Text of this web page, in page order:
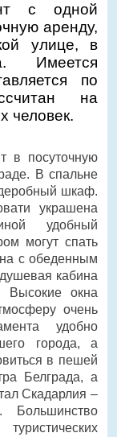
с одной
аренду,
улице, в
Имеется
по
на
человек.
в посуточную
В спальне
шкаф.
украшена
удобный
могут спать
с обеденным
кабина
Высокие окна
очень
удобно
города, а
в пешей
Белграда, а
Скадарлия –
Большинство